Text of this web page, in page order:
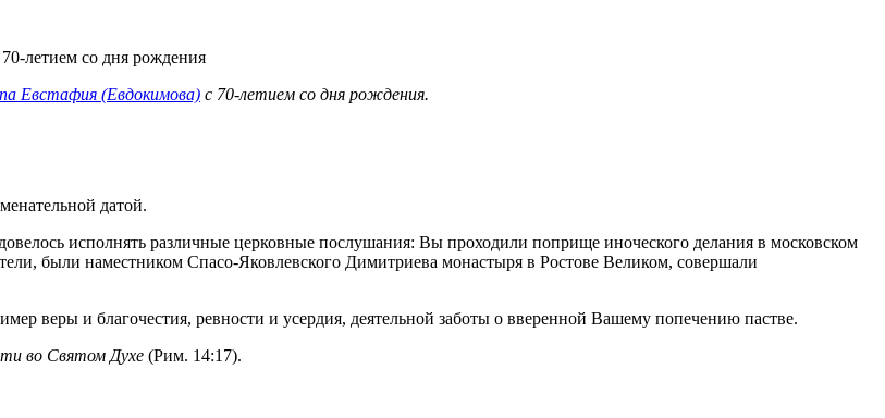
Евстафия (Евдокимова) с 70-летием со дня рождения.
датой.
исполнять различные церковные послушания: Вы проходили поприще иноческого делания в московском
были наместником Спасо-Яковлевского Димитриева монастыря в Ростове Великом, совершали
веры и благочестия, ревности и усердия, деятельной заботы о вверенной Вашему попечению пастве.
во Святом Духе (Рим. 14:17).